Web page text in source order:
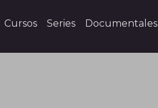
Cursos Series Documentales